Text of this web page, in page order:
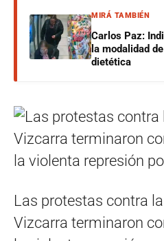
MIRÁ TAMBIÉN
Carlos Paz:
la modalidad
dietética
Las protestas contra
Vizcarra terminaron